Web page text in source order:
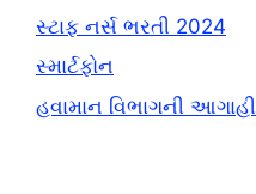
સ્ટાફ નર્સ ભરતી 2024
સ્માર્ટફોન
હવામાન વિભાગની આગાહી